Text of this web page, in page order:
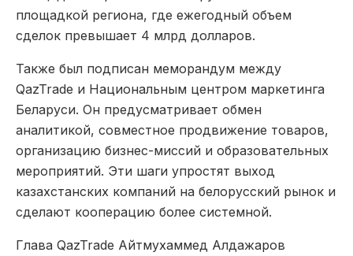
площадкой региона, где ежегодный объем
сделок превышает 4 млрд долларов.
Также был подписан меморандум между
QazTrade и Национальным центром маркетинга
Беларуси. Он предусматривает обмен
аналитикой, совместное продвижение товаров,
организацию бизнес-миссий и образовательных
мероприятий. Эти шаги упростят выход
казахстанских компаний на белорусский рынок и
сделают кооперацию более системной.
Глава QazTrade Айтмухаммед Алдажаров